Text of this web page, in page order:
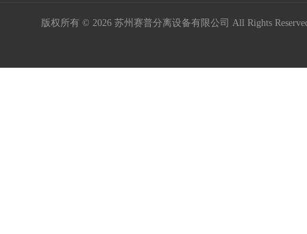
版权所有 © 2026 苏州赛普分离设备有限公司 All Rights